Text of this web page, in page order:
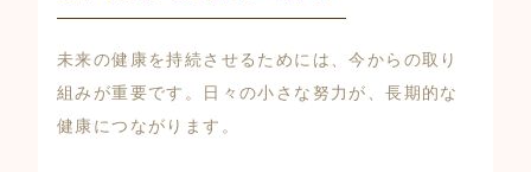
未来の健康を持続させるためには、今からの取り
組みが重要です。日々の小さな努力が、長期的な
健康につながります。